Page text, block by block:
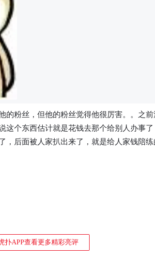
的粉丝，但他的粉丝觉得他很厉害。。之
这个东西估计就是花钱去那个给别人办事
，后面被人家扒出来了，就是给人家钱陪
扑APP查看更多精彩亮评